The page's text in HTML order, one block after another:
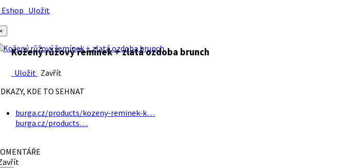
Uložit
Kožený růžový řemínek + zlatá ozdoba brunch
Uložit Zavřít
KDE TO SEHNAT
burga.cz/products/kozeny-reminek-k…
burga.cz/products…